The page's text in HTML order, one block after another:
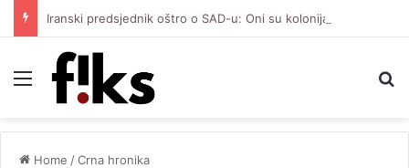
Menu
Home /Crna hronika